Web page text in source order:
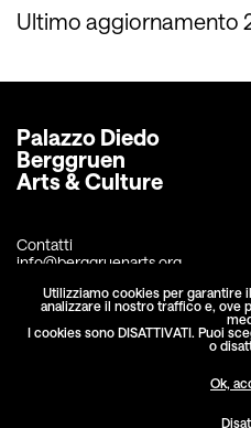
Utilizziamo cookies per garantire
analizzare il nostro traffico e, ove
I cookies sono DISATTIVATI. Puoi
o
Ok,
Ultimo aggiornamento
Palazzo Diedo
Berggruen
Arts & Culture
Contatti
info@berggruenarts.org
+39 041 2438678